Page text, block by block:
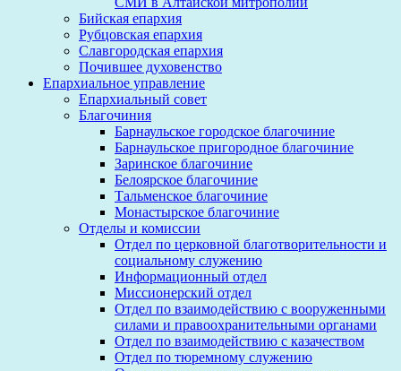
Бийская епархия
Рубцовская епархия
Славгородская епархия
Почившее духовенство
Епархиальное управление
Епархиальный совет
Благочиния
Барнаульское городское благочиние
Барнаульское пригородное благочиние
Заринское благочиние
Белоярское благочиние
Тальменское благочиние
Монастырское благочиние
Отделы и комиссии
Отдел по церковной благотворительности и
социальному служению
Информационный отдел
Миссионерский отдел
Отдел по взаимодействию с вооруженными
силами и правоохранительными органами
Отдел по взаимодействию с казачеством
Отдел по тюремному служению